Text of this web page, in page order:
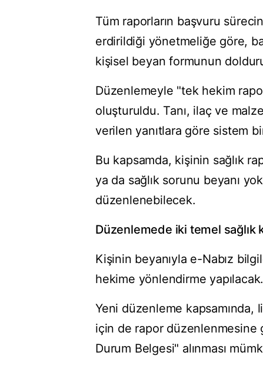
Tüm raporların başvuru
erdirildiği yönetmeliğe göre,
kişisel beyan formunun
Düzenlemeyle "tek hekim
oluşturuldu. Tanı, ilaç ve
verilen yanıtlara göre sistem
Bu kapsamda, kişinin sağlık
ya da sağlık sorunu beyanı
düzenlenebilecek.
Düzenlemede iki temel sağlık
Kişinin beyanıyla e-Nabız
hekime yönlendirme yapılacak.
Yeni düzenleme
için de rapor düzenlenmesine
Durum Belgesi" alınması